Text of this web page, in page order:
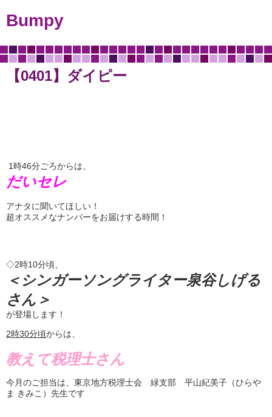
Bumpy
【0401】ダイピー
1時46分ごろからは、
だいセレ
アナタに聞いてほしい！
超オススメなナンバーをお届けする時間！
◇2時10分頃、
＜シンガーソングライター泉谷しげる
さん＞
が登場します！
2時30分頃からは、
教えて税理士さん
今月のご担当は、東京地方税理士会 緑支部 平山紀美子（ひらや
ま きみこ）先生です